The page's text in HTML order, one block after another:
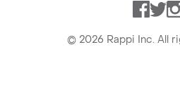
© 2026 Rappi Inc. All